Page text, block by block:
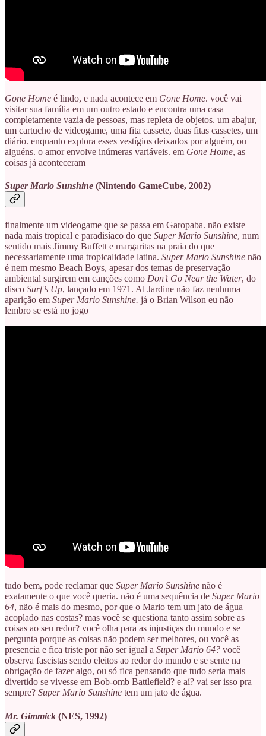
Gone Home é lindo, e nada acontece em Gone Home. você vai
visitar sua família em um outro estado e encontra uma casa
completamente vazia de pessoas, mas repleta de objetos. um abajur,
um cartucho de videogame, uma fita cassete, duas fitas cassetes, um
diário. enquanto explora esses vestígios deixados por alguém, ou
alguéns. o amor envolve inúmeras variáveis. em Gone Home, as
coisas já aconteceram
Super Mario Sunshine (Nintendo GameCube, 2002)
finalmente um videogame que se passa em Garopaba. não existe
nada mais tropical e paradisíaco do que Super Mario Sunshine, num
sentido mais Jimmy Buffett e margaritas na praia do que
necessariamente uma tropicalidade latina. Super Mario Sunshine não
é nem mesmo Beach Boys, apesar dos temas de preservação
ambiental surgirem em canções como Don’t Go Near the Water, do
disco Surf’s Up, lançado em 1971. Al Jardine não faz nenhuma
aparição em Super Mario Sunshine. já o Brian Wilson eu não
lembro se está no jogo
tudo bem, pode reclamar que Super Mario Sunshine não é
exatamente o que você queria. não é uma sequência de Super Mario
64, não é mais do mesmo, por que o Mario tem um jato de água
acoplado nas costas? mas você se questiona tanto assim sobre as
coisas ao seu redor? você olha para as injustiças do mundo e se
pergunta porque as coisas não podem ser melhores, ou você as
presencia e fica triste por não ser igual a Super Mario 64? você
observa fascistas sendo eleitos ao redor do mundo e se sente na
obrigação de fazer algo, ou só fica pensando que tudo seria mais
divertido se vivesse em Bob-omb Battlefield? e aí? vai ser isso pra
sempre? Super Mario Sunshine tem um jato de água.
Mr. Gimmick (NES, 1992)